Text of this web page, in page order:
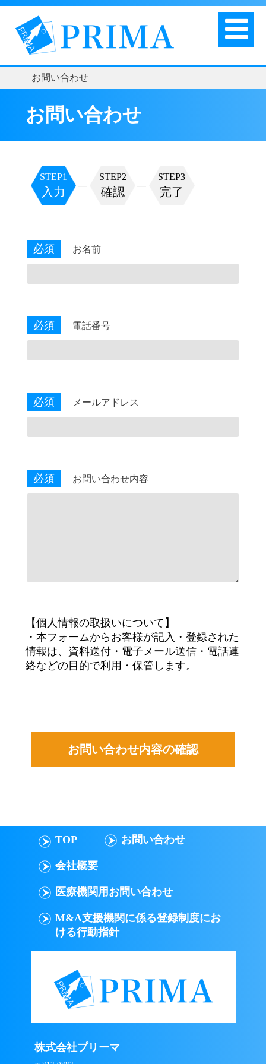
お問い合わせ
お問い合わせ
STEP1
入力
STEP2
確認
STEP3
完了
必須 お名前
必須 電話番号
必須 メールアドレス
必須 お問い合わせ内容
【個人情報の取扱いについて】
・本フォームからお客様が記入・登録された
情報は、資料送付・電子メール送信・電話連
絡などの目的で利用・保管します。
TOP お問い合わせ
会社概要
医療機関用お問い合わせ
M&A支援機関に係る登録制度にお
ける行動指針
株式会社プリーマ